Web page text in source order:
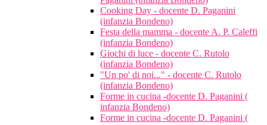
Cooking Day - docente D. Paganini
(infanzia Bondeno)
Festa della mamma - docente A. P. Caleffi
(infanzia Bondeno)
Giochi di luce - docente C. Rutolo
(infanzia Bondeno)
"Un po' di noi..." - docente C. Rutolo
(infanzia Bondeno)
Forme in cucina -docente D. Paganini (
infanzia Bondeno)
Forme in cucina -docente D. Paganini (